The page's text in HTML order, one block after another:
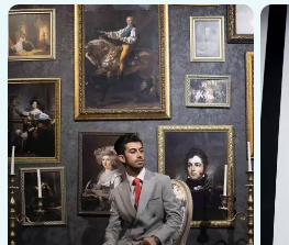
عکاسی پوشاک
عکاسی پوشاک مردانه آبی با
پس‌زمینه خطوط